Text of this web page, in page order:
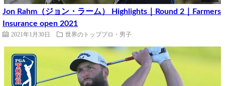
Jon Rahm（ジョン・ラーム） Highlights｜Round 2｜Farmers
Insurance open 2021
2021年1月30日 世界のトッププロ・男子